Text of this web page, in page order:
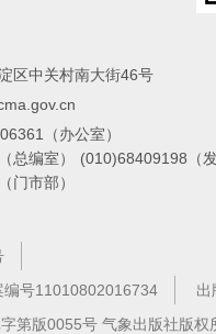
区中关村南大街46号
（办公室）
总编室）
(010)68409198（发
门市部）
编号11010802016734
出
第版0055号 气象出版社版权